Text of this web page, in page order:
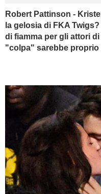
CAPELLI
SESSO
DIETA
GUIDE
FORUM
Robert Pattinson -
la gelosia di FKA
di fiamma per gli attori
"colpa" sarebbe proprio